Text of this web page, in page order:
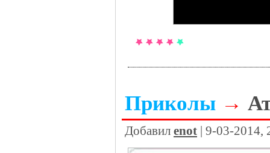
Приколы →
Добавил enot | 9-03-